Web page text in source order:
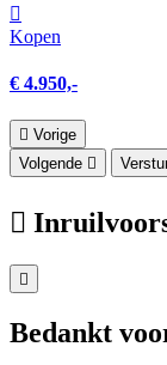
Kopen
€ 4.950,-
Vorige
Volgende
Bedankt